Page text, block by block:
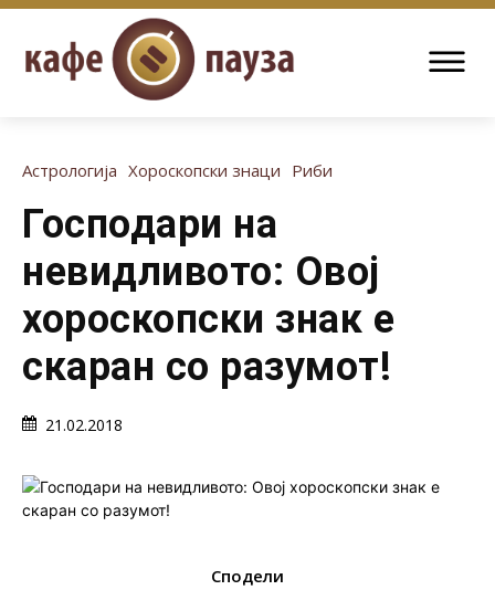
Астрологија Хороскопски знаци Риби
Господари на
невидливото: Овој
хороскопски знак е
скаран со разумот!
21.02.2018
Сподели